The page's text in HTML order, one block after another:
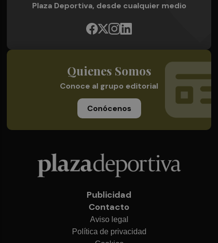
Plaza Deportiva, desde cualquier medio
Quienes Somos
Conoce al grupo editorial
Conócenos
Publicidad
Contacto
Aviso legal
Política de privacidad